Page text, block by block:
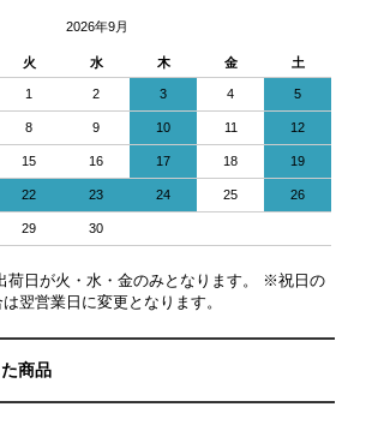
2026年9月
火 水 木 金 土
1 2 3 4 5
8 9 10 11 12
15 16 17 18 19
22 23 24 25 26
29 30
荷日が火・水・金のみとなります。 ※祝日の
翌営業日に変更となります。
商品